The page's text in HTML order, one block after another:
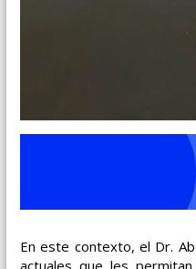
En este contexto, el Dr.